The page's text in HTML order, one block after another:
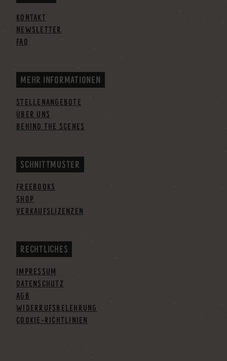
KONTAKT
NEWSLETTER
FAQ
MEHR INFORMATIONEN
STELLENANGEBOTE
ÜBER UNS
BEHIND THE SCENES
SCHNITTMUSTER
FREEBOOKS
SHOP
VERKAUFSLIZENZEN
RECHTLICHES
IMPRESSUM
DATENSCHUTZ
AGB
WIDERRUFSBELEHRUNG
COOKIE-RICHTLINIEN